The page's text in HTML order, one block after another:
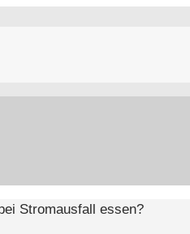
Stromausfall essen?